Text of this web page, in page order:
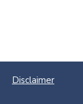
Disclaimer